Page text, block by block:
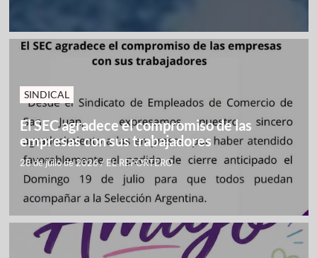
SINDICAL
El SEC agradece el compromiso de las
empresas con sus trabajadores
28 de julio de 2026/ EL REPORTERO